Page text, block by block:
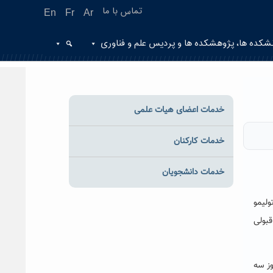
En Fr Ar تماس با ما
ها، پژوهشکده ها و پردیس علم و فناوری
تولیمو
سه
خدمات اعضای هیات علمی
خدمات کارکنان
خدمات دانشجویان